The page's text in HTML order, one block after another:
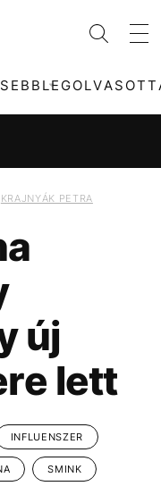
TUDOMÁNY
BALÁZS
KRAJNYÁK PETRA
új
lett
INFLUENSZER
SMINK